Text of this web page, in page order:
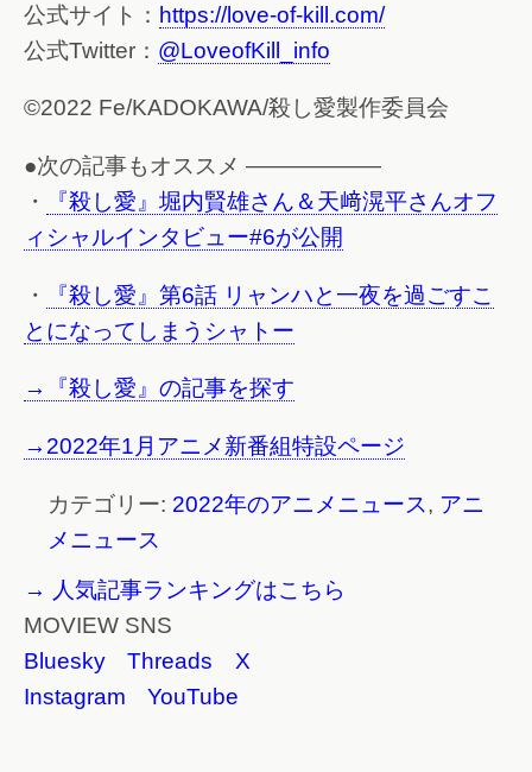
公式サイト： https://love-of-kill.com/
公式Twitter： @LoveofKill_info
©2022 Fe/KADOKAWA/殺し愛製作委員会
●次の記事もオススメ ——————
・
『殺し愛』堀内賢雄さん＆天﨑滉平さんオフ
ィシャルインタビュー#6が公開
・
『殺し愛』第6話 リャンハと一夜を過ごすこ
とになってしまうシャトー
→『殺し愛』の記事を探す
→2022年1月アニメ新番組特設ページ
カテゴリー: 2022年のアニメニュース, アニ
メニュース
→ 人気記事ランキングはこちら
MOVIEW SNS
Bluesky
Threads
X
Instagram
YouTube